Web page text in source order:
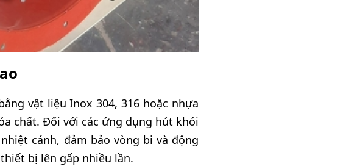
vật liệu Inox 304, 316 hoặc nhựa
chất. Đối với các ứng dụng hút khói
cánh, đảm bảo vòng bi và động
bị lên gấp nhiều lần.